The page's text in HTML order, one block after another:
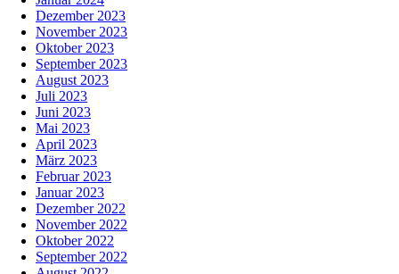
Dezember 2023
November 2023
Oktober 2023
September 2023
August 2023
Juli 2023
Juni 2023
Mai 2023
April 2023
März 2023
Februar 2023
Januar 2023
Dezember 2022
November 2022
Oktober 2022
September 2022